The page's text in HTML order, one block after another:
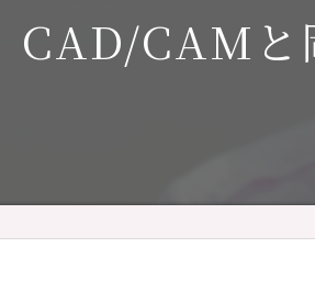
CAD/CAMと